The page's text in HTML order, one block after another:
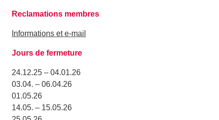
Reclamations membres
Informations et e-mail
Jours de fermeture
24.12.25 – 04.01.26
03.04. – 06.04.26
01.05.26
14.05. – 15.05.26